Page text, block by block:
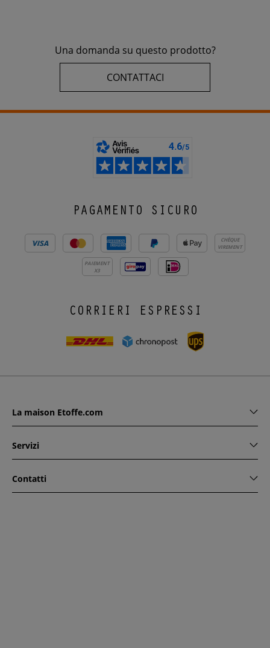
Una domanda su questo prodotto?
CONTATTACI
PAGAMENTO SICURO
CHÈQUE
VIREMENT
PAIEMENT
X3
CORRIERI ESPRESSI
La maison Etoffe.com
Servizi
Contatti